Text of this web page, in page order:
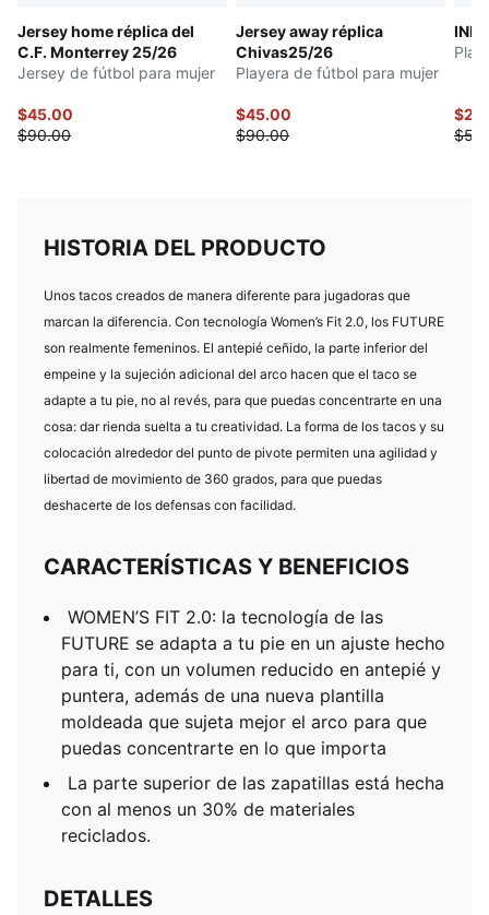
Jersey home réplica del
C.F. Monterrey 25/26
Jersey de fútbol para mujer
$45.00
$90.00
Jersey away réplica
Chivas25/26
Playera de fútbol para mujer
$45.00
$90.00
HISTORIA DEL PRODUCTO
Unos tacos creados de manera diferente para jugadoras que
marcan la diferencia. Con tecnología Women’s Fit 2.0, los FUTURE
son realmente femeninos. El antepié ceñido, la parte inferior del
empeine y la sujeción adicional del arco hacen que el taco se
adapte a tu pie, no al revés, para que puedas concentrarte en una
cosa: dar rienda suelta a tu creatividad. La forma de los tacos y su
colocación alrededor del punto de pivote permiten una agilidad y
libertad de movimiento de 360 grados, para que puedas
deshacerte de los defensas con facilidad.
CARACTERÍSTICAS Y BENEFICIOS
WOMEN’S FIT 2.0: la tecnología de las
FUTURE se adapta a tu pie en un ajuste hecho
para ti, con un volumen reducido en antepié y
puntera, además de una nueva plantilla
moldeada que sujeta mejor el arco para que
puedas concentrarte en lo que importa
La parte superior de las zapatillas está hecha
con al menos un 30% de materiales
reciclados.
DETALLES